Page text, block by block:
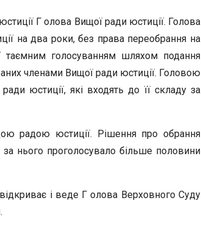
Г олова Вищої ради юстиції. Голова
на два роки, без права переобрання на
таємним голосуванням шляхом подання
членами Вищої ради юстиції. Головою
юстиції, які входять до її складу за
радою юстиції. Рішення про обрання
нього проголосувало більше половини
і веде Г олова Верховного Суду